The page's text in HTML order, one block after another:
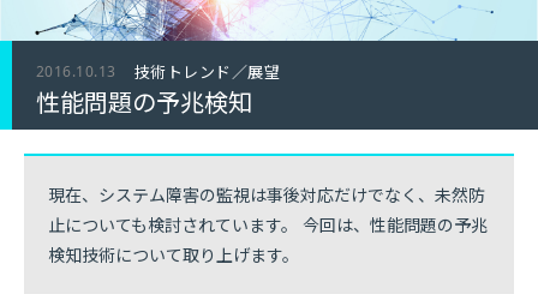
2016.10.13 技術トレンド／展望
性能問題の予兆検知
現在、システム障害の監視は事後対応だけでなく、未然防
止についても検討されています。 今回は、性能問題の予兆
検知技術について取り上げます。